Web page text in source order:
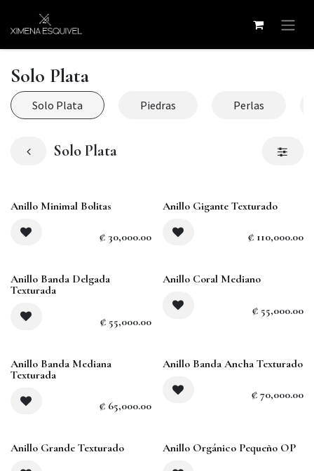
Solo Plata
Solo Plata Piedras Perlas
Solo Plata
Anillo Minimal Bolitas
₡ 30,000.00
Anillo Gigante Texturado
₡ 110,000.00
Anillo Banda Delgada
Texturada
₡ 55,000.00
Anillo Coral Mediano
₡ 55,000.00
Sold out
Anillo Banda Mediana
Texturada
₡ 65,000.00
Anillo Banda Ancha Texturado
₡ 70,000.00
Anillo Grande Texturado Anillo Orgánico Pequeño OP